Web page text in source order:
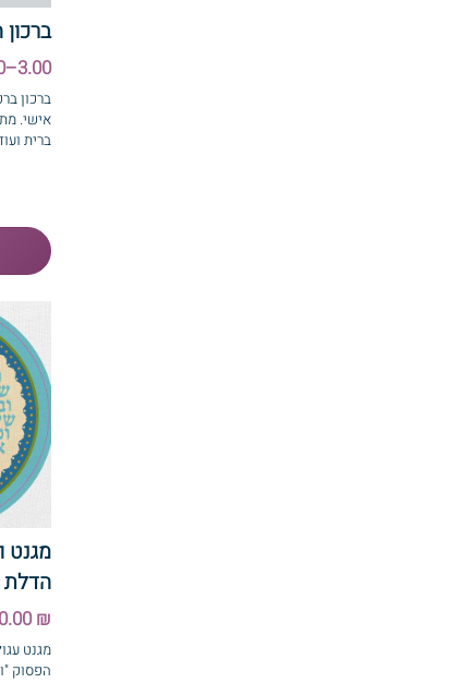
3.00–6.00 ₪
ברכון
אישי.
ברית
מגנט
הדלת
₪ 10.00
מגנט
הפסוק